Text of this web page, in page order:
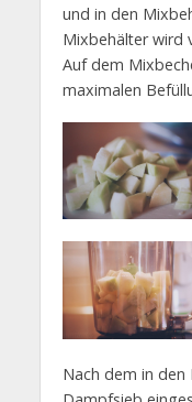
und in den
Mixbehälter wird
Auf dem
maximalen
Nach dem in den